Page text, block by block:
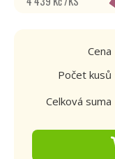
Cena
Počet kusů
Celková suma